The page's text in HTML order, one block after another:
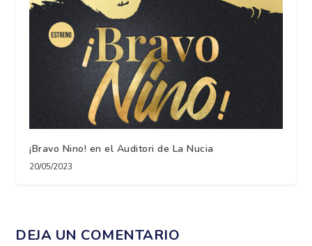
¡Bravo Nino! en el Auditori de La Nucia
20/05/2023
DEJA UN COMENTARIO